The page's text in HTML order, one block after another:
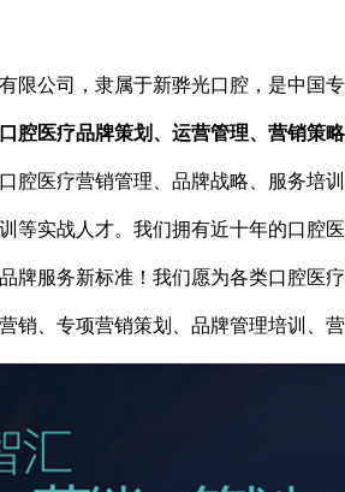
限公司，隶属于新骅光口腔，是中国
口腔医疗品牌策划、运营管理、营销策
腔医疗营销管理、品牌战略、服务培
等实战人才。我们拥有近十年的口腔
牌服务新标准！我们愿为各类口腔医
销、专项营销策划、品牌管理培训、